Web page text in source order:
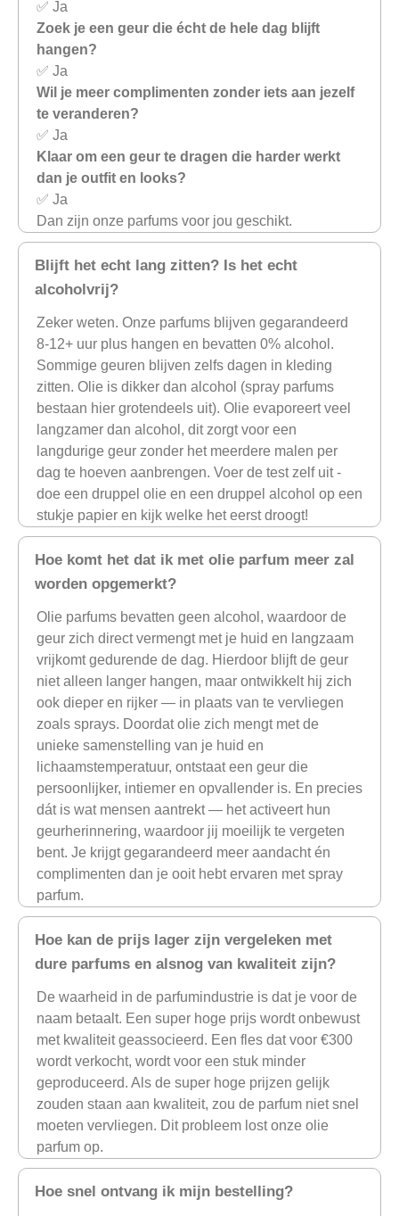
✅ Ja
Zoek je een geur die écht de hele dag blijft
hangen?
✅ Ja
Wil je meer complimenten zonder iets aan jezelf
te veranderen?
✅ Ja
Klaar om een geur te dragen die harder werkt
dan je outfit en looks?
✅ Ja
Dan zijn onze parfums voor jou geschikt.
Blijft het echt lang zitten? Is het echt
alcoholvrij?
Zeker weten. Onze parfums blijven gegarandeerd
8-12+ uur plus hangen en bevatten 0% alcohol.
Sommige geuren blijven zelfs dagen in kleding
zitten. Olie is dikker dan alcohol (spray parfums
bestaan hier grotendeels uit). Olie evaporeert veel
langzamer dan alcohol, dit zorgt voor een
langdurige geur zonder het meerdere malen per
dag te hoeven aanbrengen. Voer de test zelf uit -
doe een druppel olie en een druppel alcohol op een
stukje papier en kijk welke het eerst droogt!
Hoe komt het dat ik met olie parfum meer zal
worden opgemerkt?
Olie parfums bevatten geen alcohol, waardoor de
geur zich direct vermengt met je huid en langzaam
vrijkomt gedurende de dag. Hierdoor blijft de geur
niet alleen langer hangen, maar ontwikkelt hij zich
ook dieper en rijker — in plaats van te vervliegen
zoals sprays. Doordat olie zich mengt met de
unieke samenstelling van je huid en
lichaamstemperatuur, ontstaat een geur die
persoonlijker, intiemer en opvallender is. En precies
dát is wat mensen aantrekt — het activeert hun
geurherinnering, waardoor jij moeilijk te vergeten
bent. Je krijgt gegarandeerd meer aandacht én
complimenten dan je ooit hebt ervaren met spray
parfum.
Hoe kan de prijs lager zijn vergeleken met
dure parfums en alsnog van kwaliteit zijn?
De waarheid in de parfumindustrie is dat je voor de
naam betaalt. Een super hoge prijs wordt onbewust
met kwaliteit geassocieerd. Een fles dat voor €300
wordt verkocht, wordt voor een stuk minder
geproduceerd. Als de super hoge prijzen gelijk
zouden staan aan kwaliteit, zou de parfum niet snel
moeten vervliegen. Dit probleem lost onze olie
parfum op.
Hoe snel ontvang ik mijn bestelling?